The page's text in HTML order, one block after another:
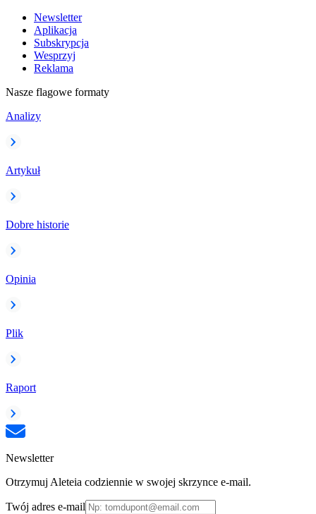
Newsletter
Aplikacja
Subskrypcja
Wesprzyj
Reklama
Nasze flagowe formaty
Analizy
Artykuł
Dobre historie
Opinia
Plik
Raport
Newsletter
Otrzymuj Aleteia codziennie w swojej skrzynce e-mail.
Twój adres e-mail